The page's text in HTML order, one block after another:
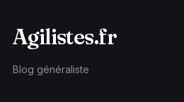
Agilistes.fr
Blog généraliste